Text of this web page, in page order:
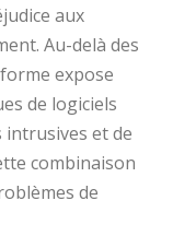
aux
Au-delà des
expose
de logiciels
intrusives et de
combinaison
de